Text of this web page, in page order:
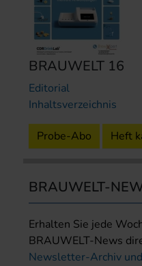
BRAUWELT 16
Editorial
Inhaltsverzeichnis
Probe-Abo Heft
BRAUWELT-
Erhalten Sie jede
BRAUWELT-News
Newsletter-Archiv